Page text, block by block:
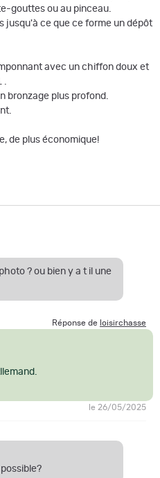
gouttes ou au pinceau.
jusqu'à ce que ce forme un dépôt
avec un chiffon doux et
bronzage plus profond.
de plus économique!
? ou bien y a t il une
Réponse de loisirchasse
le 26/05/2025